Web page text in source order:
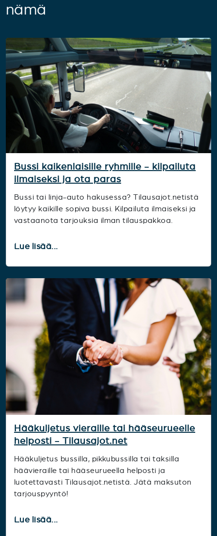
nämä
Bussi kaikenlaisille ryhmille - kilpailuta
ilmaiseksi ja ota paras
Bussi tai linja-auto hakusessa? Tilausajot.netistä
löytyy kaikille sopiva bussi. Kilpailuta ilmaiseksi ja
vastaanota tarjouksia ilman tilauspakkoa.
Lue lisää...
Hääkuljetus vieraille tai hääseurueelle
helposti - Tilausajot.net
Hääkuljetus bussilla, pikkubussilla tai taksilla
häävieraille tai hääseurueella helposti ja
luotettavasti Tilausajot.netistä. Jätä maksuton
tarjouspyyntö!
Lue lisää...